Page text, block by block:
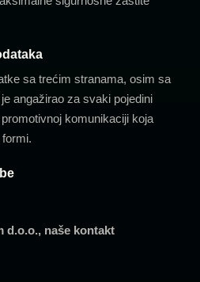
sa trećim stranama, osim sa
angažirao za svaki pojedini
komunikaciji koja
d.o.o., naše kontakt